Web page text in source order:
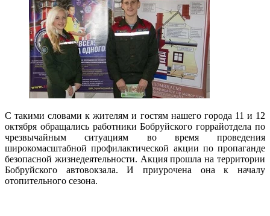
­С такими словами к жителям и гостям нашего города 11 и 12
октября обращались работники Бобруйского горрайотдела по
чрезвычайным ситуациям во время проведения
широкомасштабной профилактической акции по пропаганде
безопасной жизнедеятельности. Акция прошла на территории
Бобруйского автовокзала. И приурочена она к началу
отопительного сезона.